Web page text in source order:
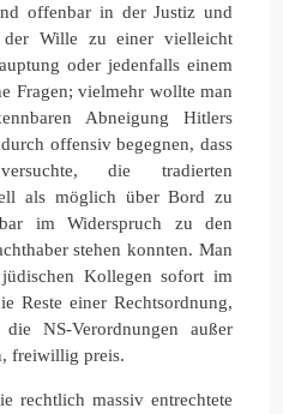
offenbar in der Justiz und
der Wille zu einer vielleicht
oder jedenfalls einem
Fragen; vielmehr wollte man
Abneigung Hitlers
offensiv begegnen, dass
die tradierten
als möglich über Bord zu
im Widerspruch zu den
stehen konnten. Man
Kollegen sofort im
Reste einer Rechtsordnung,
NS-Verordnungen außer
freiwillig preis.
rechtlich massiv entrechtete